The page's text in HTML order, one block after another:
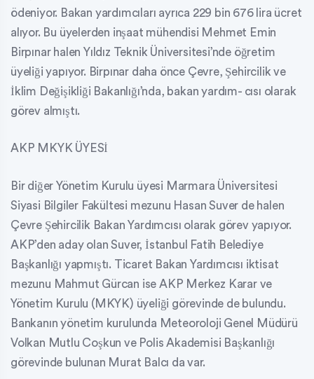
ödeniyor. Bakan yardımcıları ayrıca 229 bin 676 lira ücret
alıyor. Bu üyelerden inşaat mühendisi Mehmet Emin
Birpınar halen Yıldız Teknik Üniversitesi’nde öğretim
üyeliği yapıyor. Birpınar daha önce Çevre, Şehircilik ve
İklim Değişikliği Bakanlığı’nda, bakan yardım- cısı olarak
görev almıştı.
AKP MKYK ÜYESİ
Bir diğer Yönetim Kurulu üyesi Marmara Üniversitesi
Siyasi Bilgiler Fakültesi mezunu Hasan Suver de halen
Çevre Şehircilik Bakan Yardımcısı olarak görev yapıyor.
AKP’den aday olan Suver, İstanbul Fatih Belediye
Başkanlığı yapmıştı. Ticaret Bakan Yardımcısı iktisat
mezunu Mahmut Gürcan ise AKP Merkez Karar ve
Yönetim Kurulu (MKYK) üyeliği görevinde de bulundu.
Bankanın yönetim kurulunda Meteoroloji Genel Müdürü
Volkan Mutlu Coşkun ve Polis Akademisi Başkanlığı
görevinde bulunan Murat Balcı da var.